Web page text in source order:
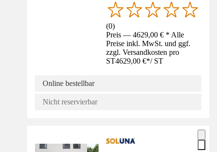
(0)
Preis — 4629,00 € * Alle
Preise inkl. MwSt. und ggf.
zzgl. Versandkosten pro
ST4629,00 €*/ ST
Online bestellbar
Nicht reservierbar